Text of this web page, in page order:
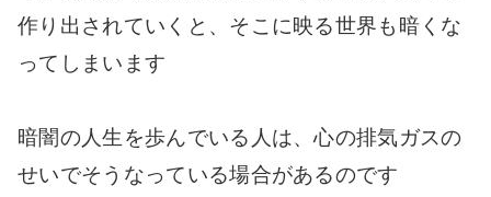
作り出されていくと、そこに映る世界も暗くな
ってしまいます
暗闇の人生を歩んでいる人は、心の排気ガスの
せいでそうなっている場合があるのです